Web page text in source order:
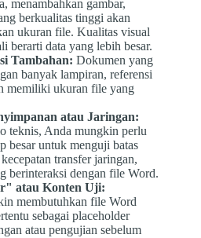
menambahkan gambar,
berkualitas tinggi akan
ukuran file. Kualitas visual
berarti data yang lebih besar.
Tambahan: Dokumen yang
banyak lampiran, referensi
memiliki ukuran file yang
atau Jaringan:
teknis, Anda mungkin perlu
besar untuk menguji batas
transfer jaringan,
berinteraksi dengan file Word.
atau Konten Uji:
membutuhkan file Word
sebagai placeholder
atau pengujian sebelum